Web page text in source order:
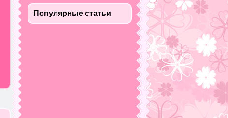
Популярные статьи